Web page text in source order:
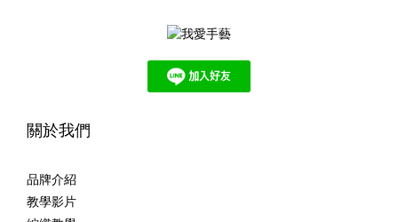
關於我們
品牌介紹
教學影片